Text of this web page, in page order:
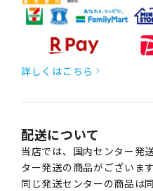
詳しくはこちら
配送について
当店では、国内センター発
ター発送の商品がございます
同じ発送センターの商品は